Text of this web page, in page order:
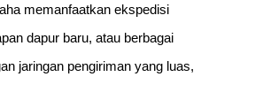
memanfaatkan ekspedisi
dapur baru, atau berbagai
jaringan pengiriman yang luas,